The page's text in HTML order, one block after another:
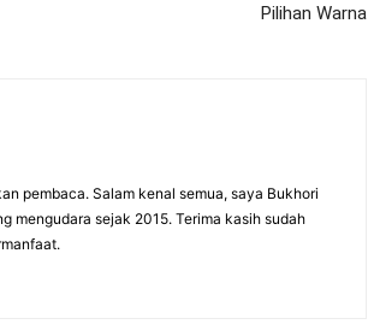
Pilihan Warna
pembaca. Salam kenal semua, saya Bukhori
mengudara sejak 2015. Terima kasih sudah